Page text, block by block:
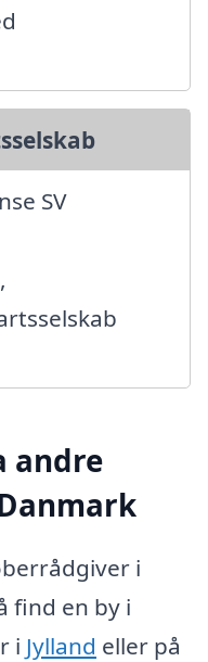
SV
andre
i
find en by i
i Jylland eller på